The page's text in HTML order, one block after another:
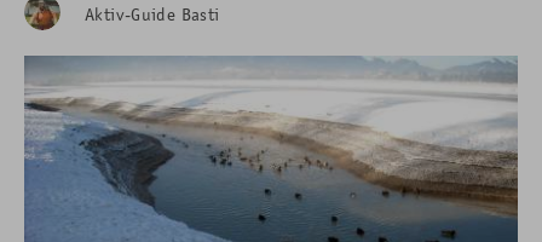
Aktiv-Guide Basti